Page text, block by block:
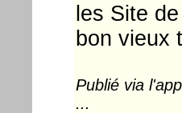
les Site
bon vieux
Publié via
...